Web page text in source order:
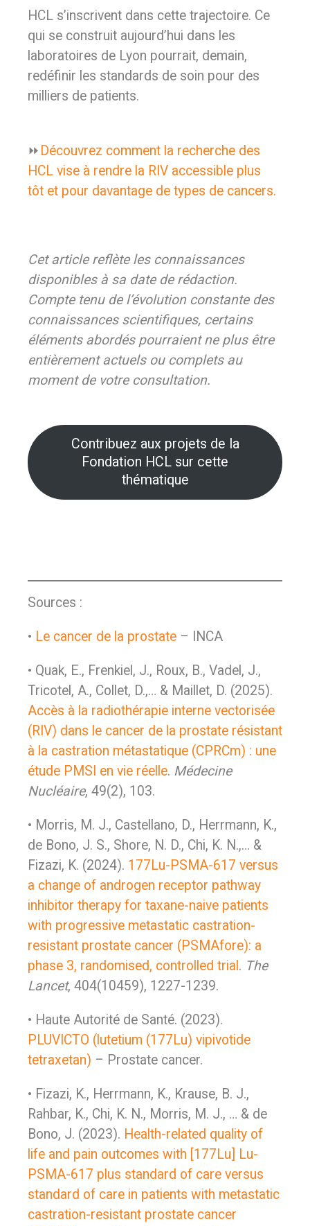
HCL s’inscrivent dans cette trajectoire. Ce
qui se construit aujourd’hui dans les
laboratoires de Lyon pourrait, demain,
redéfinir les standards de soin pour des
milliers de patients.
⏩ Découvrez comment la recherche des
HCL vise à rendre la RIV accessible plus
tôt et pour davantage de types de cancers.
Cet article reflète les connaissances
disponibles à sa date de rédaction.
Compte tenu de l’évolution constante des
connaissances scientifiques, certains
éléments abordés pourraient ne plus être
entièrement actuels ou complets au
moment de votre consultation.
Contribuez aux projets de la
Fondation HCL sur cette
thématique
Sources :
• Le cancer de la prostate – INCA
• Quak, E., Frenkiel, J., Roux, B., Vadel, J.,
Tricotel, A., Collet, D.,… & Maillet, D. (2025).
Accès à la radiothérapie interne vectorisée
(RIV) dans le cancer de la prostate résistant
à la castration métastatique (CPRCm) : une
étude PMSI en vie réelle. Médecine
Nucléaire, 49(2), 103.
• Morris, M. J., Castellano, D., Herrmann, K.,
de Bono, J. S., Shore, N. D., Chi, K. N.,… &
Fizazi, K. (2024). 177Lu-PSMA-617 versus
a change of androgen receptor pathway
inhibitor therapy for taxane-naive patients
with progressive metastatic castration-
resistant prostate cancer (PSMAfore): a
phase 3, randomised, controlled trial . The
Lancet, 404(10459), 1227-1239.
• Haute Autorité de Santé. (2023).
PLUVICTO (lutetium (177Lu) vipivotide
tetraxetan) – Prostate cancer.
• Fizazi, K., Herrmann, K., Krause, B. J.,
Rahbar, K., Chi, K. N., Morris, M. J., … & de
Bono, J. (2023). Health-related quality of
life and pain outcomes with [177Lu] Lu-
PSMA-617 plus standard of care versus
standard of care in patients with metastatic
castration-resistant prostate cancer